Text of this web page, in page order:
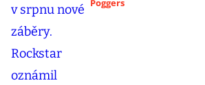
Poggers